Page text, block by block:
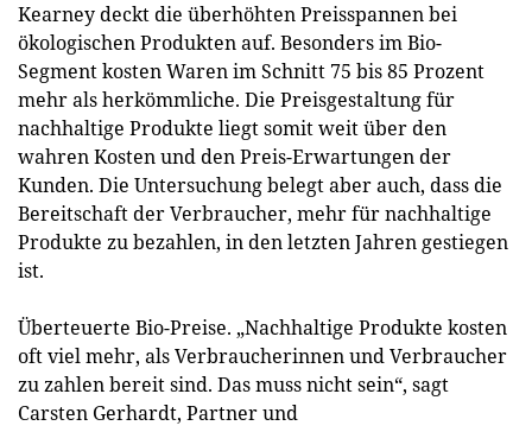
Kearney deckt die überhöhten Preisspannen bei
ökologischen Produkten auf. Besonders im Bio-
Segment kosten Waren im Schnitt 75 bis 85 Prozent
mehr als herkömmliche. Die Preisgestaltung für
nachhaltige Produkte liegt somit weit über den
wahren Kosten und den Preis-Erwartungen der
Kunden. Die Untersuchung belegt aber auch, dass die
Bereitschaft der Verbraucher, mehr für nachhaltige
Produkte zu bezahlen, in den letzten Jahren gestiegen
ist.
Überteuerte Bio-Preise. „Nachhaltige Produkte kosten
oft viel mehr, als Verbraucherinnen und Verbraucher
zu zahlen bereit sind. Das muss nicht sein“, sagt
Carsten Gerhardt, Partner und